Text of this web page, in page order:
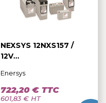
NEXSYS 12NXS157 /
12V...
Enersys
722,20 € TTC
601,83 € HT